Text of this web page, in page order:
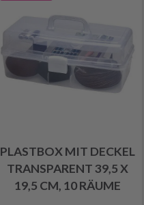
PLASTBOX MIT DECKEL
TRANSPARENT 39,5 X
19,5 CM, 10 RÄUME